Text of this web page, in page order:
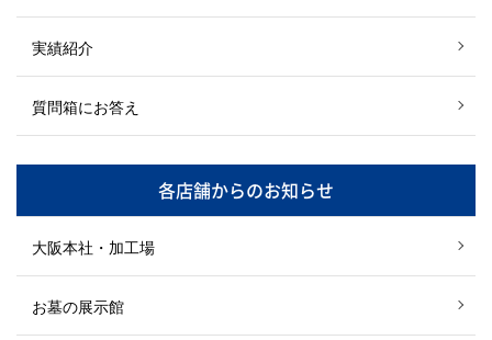
実績紹介
質問箱にお答え
各店舗からのお知らせ
大阪本社・加工場
お墓の展示館